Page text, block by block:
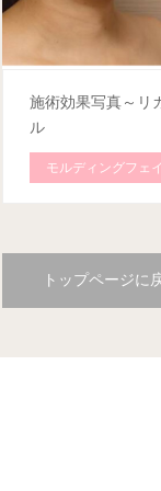
施術効果写真～リ
ル
モルディングフェ
トップページに